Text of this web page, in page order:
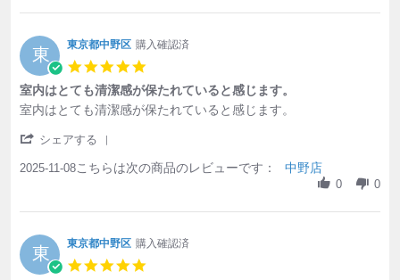
東 東京都中野区 購入確認済
室内はとても清潔感が保たれていると感じます。
Review by 東京都中野区 on 8 Nov 2025
review stating 室内はとても清潔感が保たれていると感じます。
室内はとても清潔感が保たれていると感じます。
シェアする
2025-11-08こちらは次の商品のレビューです： 中野店
0 0
東 東京都中野区 購入確認済